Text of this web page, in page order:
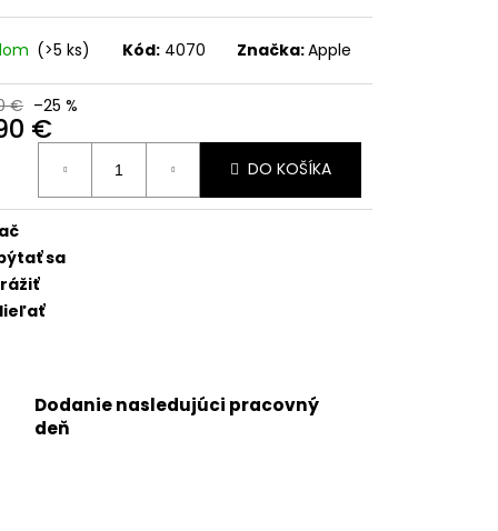
(>5 ks) Kód: 4070 Značka:Apple
€ –25 %
€
DO KOŠÍKA
sa
Dodanie nasledujúci pracovný
deň
OEM BATÉRIA